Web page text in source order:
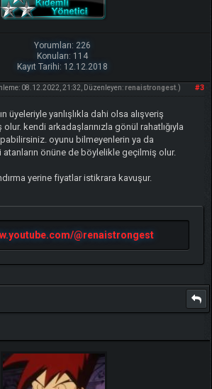
Yorumları: 226
Konuları: 114
Kayıt Tarihi: 12.12.2018
#3
08.12.2022, 21:32, Düzenleyen:renaistrongest.)
üyeleriyle yanlışlıkla dahi olsa alışveriş
kendi arkadaşlarınızla gönül rahatlığıyla
oyunu bilmeyenlerin ya da
atanların önüne de böylelikle geçilmiş olur.
yerine fiyatlar istikrara kavuşur.
@renaistrongest